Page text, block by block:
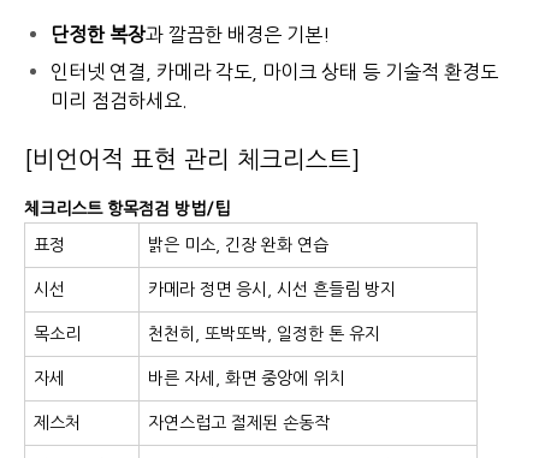
단정한 복장과 깔끔한 배경은 기본!
인터넷 연결, 카메라 각도, 마이크 상태 등 기술적 환경도
미리 점검하세요.
[비언어적 표현 관리 체크리스트]
체크리스트 항목점검 방법/팁
표정 밝은 미소, 긴장 완화 연습
시선 카메라 정면 응시, 시선 흔들림 방지
목소리 천천히, 또박또박, 일정한 톤 유지
자세 바른 자세, 화면 중앙에 위치
제스처 자연스럽고 절제된 손동작